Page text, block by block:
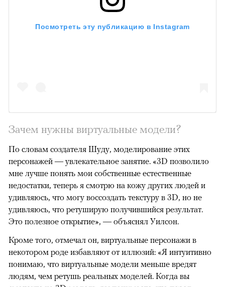
Посмотреть эту публикацию в Instagram
Зачем нужны виртуальные модели?
По словам создателя Шуду, моделирование этих
персонажей — увлекательное занятие. «3D позволило
мне лучше понять мои собственные естественные
недостатки, теперь я смотрю на кожу других людей и
удивляюсь, что могу воссоздать текстуру в 3D, но не
удивляюсь, что ретуширую получившийся результат.
Это полезное открытие», — объяснял Уилсон.
Кроме того, отмечал он, виртуальные персонажи в
некотором роде избавляют от иллюзий: «Я интуитивно
понимаю, что виртуальные модели меньше вредят
людям, чем ретушь реальных моделей. Когда вы